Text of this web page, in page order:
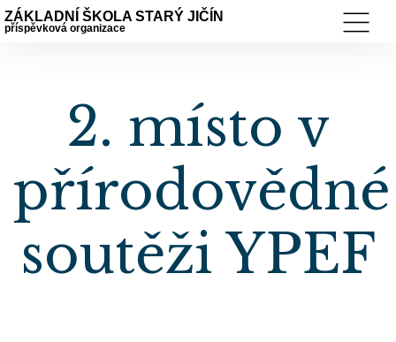
ZÁKLADNÍ ŠKOLA STARÝ JIČÍN
příspěvková organizace
2. místo v
přírodovědné
soutěži YPEF